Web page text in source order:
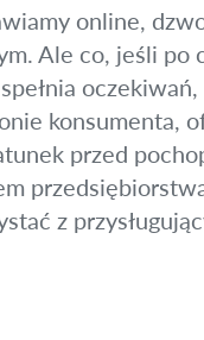
online,
Ale co, jeśli po
oczekiwań,
konsumenta,
przed
z